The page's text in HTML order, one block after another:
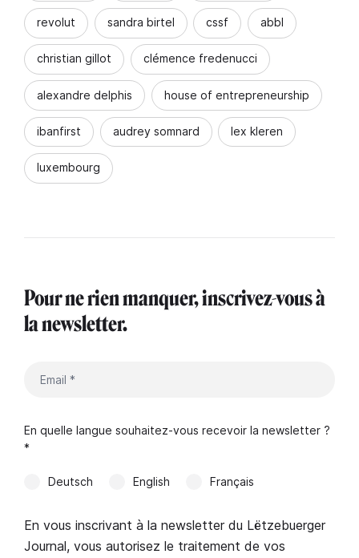
revolut sandra birtel cssf abbl
christian gillot clémence fredenucci
alexandre delphis house of entrepreneurship
ibanfirst audrey somnard lex kleren
luxembourg
Pour ne rien manquer, inscrivez-vous à
la newsletter.
En quelle langue souhaitez-vous recevoir la newsletter ?
*
Deutsch English Français
En vous inscrivant à la newsletter du Lëtzebuerger
Journal, vous autorisez le traitement de vos